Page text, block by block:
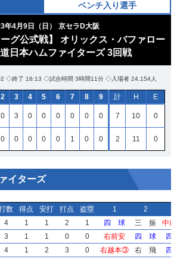
ベンチ入り選手
年4月9日（日） 京セラD大阪
ーグ公式戦】 オリックス・バファロー
日本ハムファイターズ 3回戦
◇終了 16:13 ◇試合時間 3時間11分 ◇入場者 24,154人
2 3 4 5 6 7 8 9 計 H E
0 3 0 0 0 0 0 0 7 10 0
0 0 0 0 0 1 0 0 2 11 0
イターズ
数 得点 安打 打点 盗塁 1 2
4 1 1 2 1 四 球 三 振
中
3 1 1 0 0 右前安 四 球
4 1 2 3 0 右越本③ 右 飛
数 得点 安打 打点 盗塁 1 2
4 1 1 2 1 四 球 三 振
中
3 1 1 0 0 右前安 四 球
4 1 2 3 0 右越本③ 右 飛
数 得点 安打 打点 盗塁 1 2
4 1 1 2 1 四 球 三 振
中
3 1 1 0 0 右前安 四 球
4 1 2 3 0 右越本③ 右 飛
数 得点 安打 打点 盗塁 1 2
4 1 1 2 1 四 球 三 振
中
3 1 1 0 0 右前安 四 球
4 1 2 3 0 右越本③ 右 飛